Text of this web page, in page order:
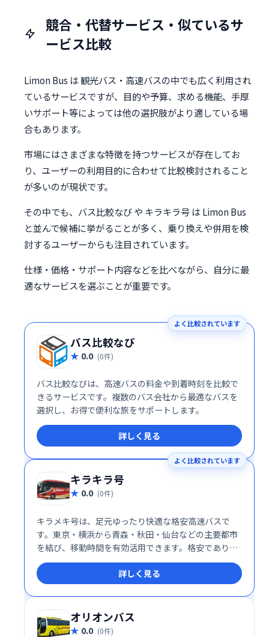
競合・代替サービス・似ているサ
ービス比較
Limon Bus は 観光バス・高速バスの中でも広く利用され
ているサービスですが、目的や予算、求める機能、手厚
いサポート等によっては他の選択肢がより適している場
合もあります。
市場にはさまざまな特徴を持つサービスが存在してお
り、ユーザーの利用目的に合わせて比較検討されること
が多いのが現状です。
その中でも、バス比較なび や キラキラ号 は Limon Bus
と並んで候補に挙がることが多く、乗り換えや併用を検
討するユーザーからも注目されています。
仕様・価格・サポート内容などを比べながら、自分に最
適なサービスを選ぶことが重要です。
よく比較されています
バス比較なび
0.0 (0件)
バス比較なびは、高速バスの料金や到着時刻を比較で
きるサービスです。複数のバス会社から最適なバスを
選択し、お得で便利な旅をサポートします。
詳しく見る
よく比較されています
キラキラ号
0.0 (0件)
キラメキ号は、足元ゆったり快適な格安高速バスで
す。東京・横浜から青森・秋田・仙台などの主要都市
を結び、移動時間を有効活用できます。格安でありな
がら、心地良い旅をお届けします。
詳しく見る
オリオンバス
0.0 (0件)